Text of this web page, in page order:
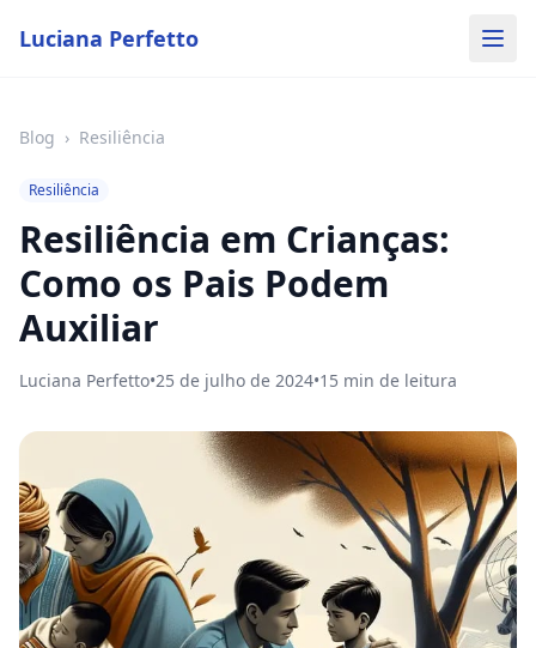
Luciana Perfetto
Blog › Resiliência
Resiliência
Resiliência em Crianças:
Como os Pais Podem
Auxiliar
Luciana Perfetto•25 de julho de 2024•15 min de leitura